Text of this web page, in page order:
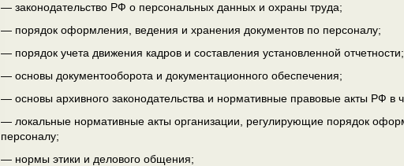
— законодательство РФ о персональных данных и охраны труда;
— порядок оформления, ведения и хранения документов по персоналу;
— порядок учета движения кадров и составления установленной отчетности;
— основы документооборота и документационного обеспечения;
— основы архивного законодательства и нормативные правовые акты РФ в
— локальные нормативные акты организации, регулирующие порядок
персоналу;
— нормы этики и делового общения;